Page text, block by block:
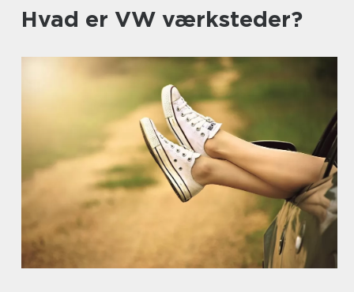
Hvad er VW værksteder?